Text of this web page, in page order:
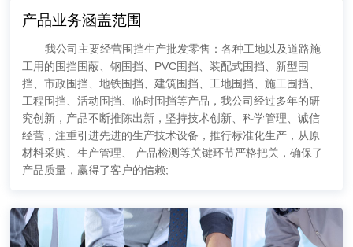
产品业务涵盖范围
我公司主要经营围挡生产批发零售：各种工地以及道路施
工用的围挡围蔽、钢围挡、PVC围挡、装配式围挡、新型围
挡、市政围挡、地铁围挡、建筑围挡、工地围挡、施工围挡、
工程围挡、活动围挡、临时围挡等产品，我公司经过多年的研
究创新，产品不断推陈出新，坚持技术创新、科学管理、诚信
经营，注重引进先进的生产技术设备，推行标准化生产，从原
材料采购、生产管理、 产品检测等关键环节严格把关，确保了
产品质量，赢得了客户的信赖;